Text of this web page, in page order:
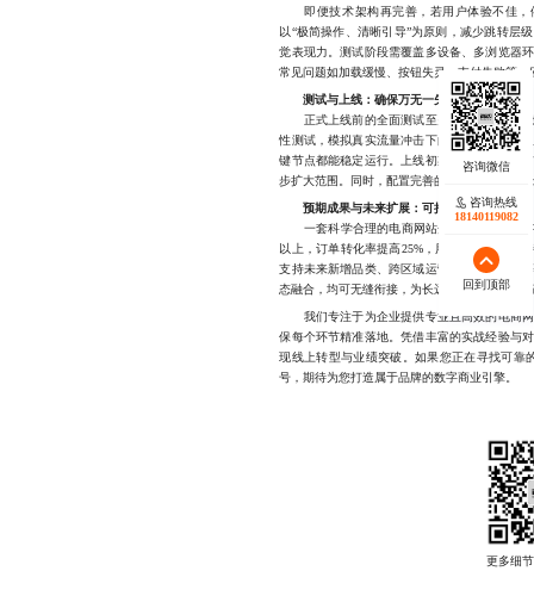
即便技术架构再完善，若用户体验不佳，
以“极简操作、清晰引导”为原则，减少跳转层
觉表现力。测试阶段需覆盖多设备、多浏览器
常见问题如加载缓慢、按钮失灵、支付失败等
测试与上线：确保万无一失的最后防线
正式上线前的全面测试至关重要。除了功能
性测试，模拟真实流量冲击下的系统表现。建
键节点都能稳定运行。上线初期可采取灰度发
步扩大范围。同时，配置完善的报警机制，一
预期成果与未来扩展：可持续发展的基石
一套科学合理的电商网站开发方案，最终将
以上，订单转化率提高25%，用户留存率显著
支持未来新增品类、跨区域运营、多语言支持
态融合，均可无缝衔接，为长远发展奠定坚实基
我们专注于为企业提供专业且高效的电商网
保每个环节精准落地。凭借丰富的实战经验与
现线上转型与业绩突破。如果您正在寻找可靠
号，期待为您打造属于品牌的数字商业引擎。
咨询热线
18140119082
回到顶部